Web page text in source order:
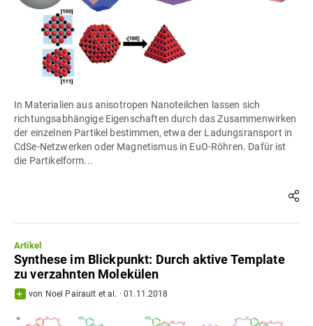
In Materialien aus anisotropen Nanoteilchen lassen sich
richtungsabhängige Eigenschaften durch das Zusammenwirken
der einzelnen Partikel bestimmen, etwa der Ladungsransport in
CdSe-Netzwerken oder Magnetismus in EuO-Röhren. Dafür ist
die Partikelform...
Artikel
Synthese im Blickpunkt: Durch aktive Template
zu verzahnten Molekülen
von Noel Pairault et al. ·01.11.2018